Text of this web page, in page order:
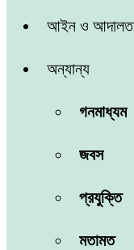
আইন ও আদালত
অন্যান্য
গনমাধ্যম
জবস
প্রযুক্তি
মতামত